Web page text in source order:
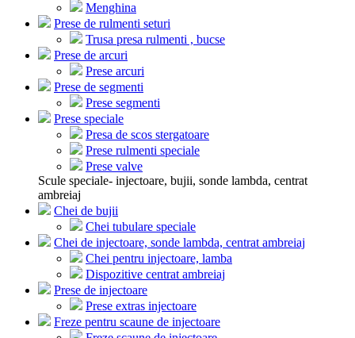
Menghina
Prese de rulmenti seturi
Trusa presa rulmenti , bucse
Prese de arcuri
Prese arcuri
Prese de segmenti
Prese segmenti
Prese speciale
Presa de scos stergatoare
Prese rulmenti speciale
Prese valve
Scule speciale- injectoare, bujii, sonde lambda, centrat
ambreiaj
Chei de bujii
Chei tubulare speciale
Chei de injectoare, sonde lambda, centrat ambreiaj
Chei pentru injectoare, lamba
Dispozitive centrat ambreiaj
Prese de injectoare
Prese extras injectoare
Freze pentru scaune de injectoare